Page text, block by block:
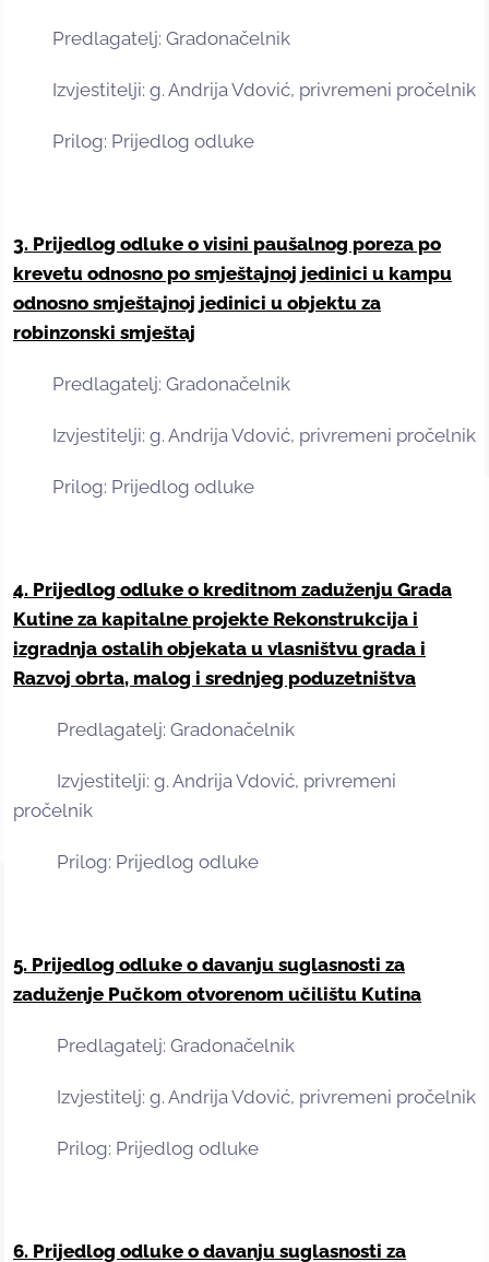
Predlagatelj: Gradonačelnik
Izvjestitelji: g. Andrija Vdović, privremeni pročelnik
Prilog: Prijedlog odluke
3. Prijedlog odluke o visini paušalnog poreza po
krevetu odnosno po smještajnoj jedinici u kampu
odnosno smještajnoj jedinici u objektu za
robinzonski smještaj
Predlagatelj: Gradonačelnik
Izvjestitelji: g. Andrija Vdović, privremeni pročelnik
Prilog: Prijedlog odluke
4. Prijedlog odluke o kreditnom zaduženju Grada
Kutine za kapitalne projekte Rekonstrukcija i
izgradnja ostalih objekata u vlasništvu grada i
Razvoj obrta, malog i srednjeg poduzetništva
Predlagatelj: Gradonačelnik
Izvjestitelji: g. Andrija Vdović, privremeni
pročelnik
Prilog: Prijedlog odluke
5. Prijedlog odluke o davanju suglasnosti za
zaduženje Pučkom otvorenom učilištu Kutina
Predlagatelj: Gradonačelnik
Izvjestitelj: g. Andrija Vdović, privremeni pročelnik
Prilog: Prijedlog odluke
6. Prijedlog odluke o davanju suglasnosti za